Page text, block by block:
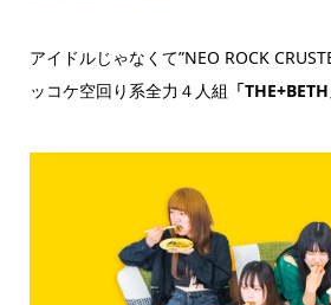
アイドルじゃなくて”NEO ROCK
ッコケ空回り系全力４人組 「THE+BETH